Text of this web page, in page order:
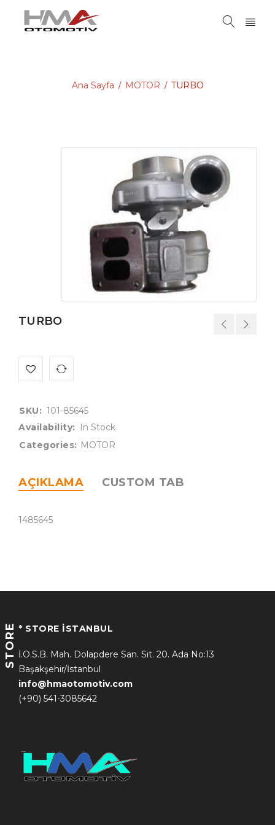
Ana Sayfa / MOTOR / TURBO
TURBO
SKU: 101-85645
Availability:
In Stock
Categories: MOTOR
AÇIKLAMA CUSTOM TAB
1485645
STORE * STORE İSTANBUL
İ.O.S.B. Mah. Dolapdere San. Sit. 20. Ada No:13
Başakşehir/İstanbul
info@hmaotomotiv.com
(+90) 541-3085642